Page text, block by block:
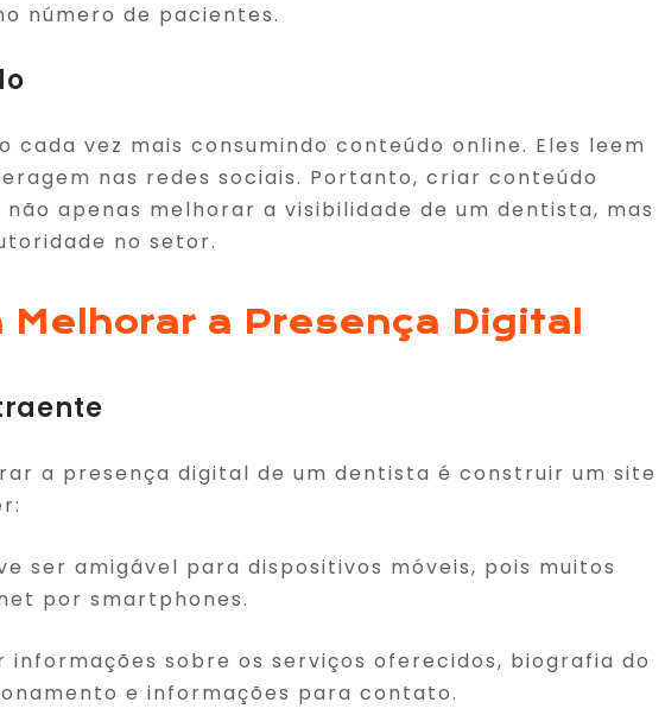
número de pacientes.
vez mais consumindo conteúdo online. Eles leem
nas redes sociais. Portanto, criar conteúdo
apenas melhorar a visibilidade de um dentista, mas
no setor.
a Presença Digital
a presença digital de um dentista é construir um site
ser amigável para dispositivos móveis, pois muitos
por smartphones.
informações sobre os serviços oferecidos, biografia do
e informações para contato.